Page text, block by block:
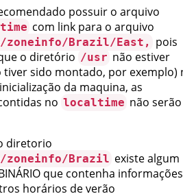
possuir o arquivo
com link para o arquivo
zoneinfo/Brazil/East,
pois
o diretório /usr não estiver
tiver sido montado, por exemplo)
da maquina, as
no localtime não serão
diretorio
zoneinfo/Brazil existe algum
que contenha informações
horários de verão